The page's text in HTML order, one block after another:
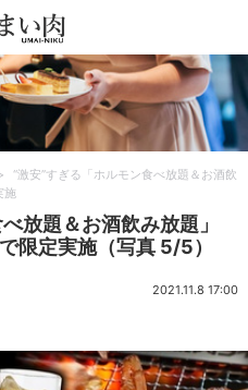
“激安”すぎる「ホルモン食べ放題＆お酒飲
施
放題＆お酒飲み放題」
限定実施（写真 5/5）
2021.11.8 17:00